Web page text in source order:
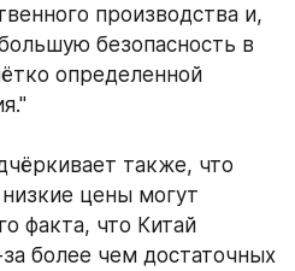
производства и,
безопасность в
определенной
также, что
цены могут
факта, что Китай
более чем достаточных